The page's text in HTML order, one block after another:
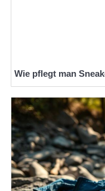
Wie pflegt man